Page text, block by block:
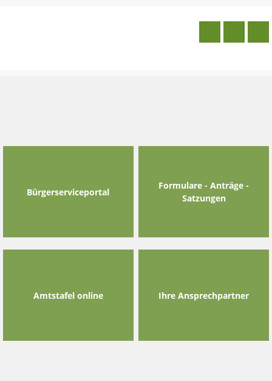
Bürgerserviceportal
Formulare - Anträge -
Satzungen
Amtstafel online Ihre Ansprechpartner